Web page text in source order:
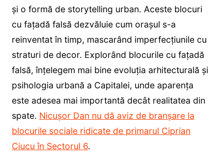
și o formă de storytelling urban. Aceste blocuri
cu fațadă falsă dezvăluie cum orașul s-a
reinventat în timp, mascarând imperfecțiunile cu
straturi de decor. Explorând blocurile cu fațadă
falsă, înțelegem mai bine evoluția arhitecturală și
psihologia urbană a Capitalei, unde aparența
este adesea mai importantă decât realitatea din
spate. Nicușor Dan nu dă aviz de branșare la
blocurile sociale ridicate de primarul Ciprian
Ciucu în Sectorul 6.